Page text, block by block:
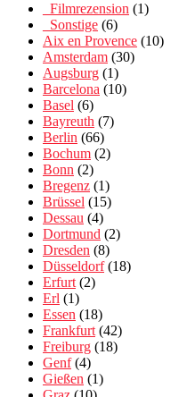
_Filmrezension (1)
_Sonstige (6)
Aix en Provence (10)
Amsterdam (30)
Augsburg (1)
Barcelona (10)
Basel (6)
Bayreuth (7)
Berlin (66)
Bochum (2)
Bonn (2)
Bregenz (1)
Brüssel (15)
Dessau (4)
Dortmund (2)
Dresden (8)
Düsseldorf(18)
Erfurt (2)
Erl (1)
Essen (18)
Frankfurt (42)
Freiburg (18)
Genf(4)
Gießen (1)